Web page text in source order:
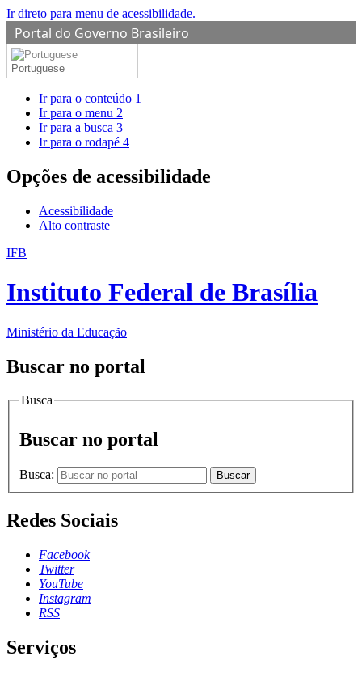
Ir direto para menu de acessibilidade.
Portal do Governo Brasileiro
Portuguese
Ir para o conteúdo 1
Ir para o menu 2
Ir para a busca 3
Ir para o rodapé 4
Opções de acessibilidade
Acessibilidade
Alto contraste
IFB
Instituto Federal de Brasília
Ministério da Educação
Buscar no portal
Busca
Buscar no portal
Busca: Buscar
Redes Sociais
Facebook
Twitter
YouTube
Instagram
RSS
Serviços